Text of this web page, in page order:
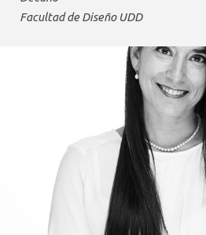
Facultad de Diseño UDD